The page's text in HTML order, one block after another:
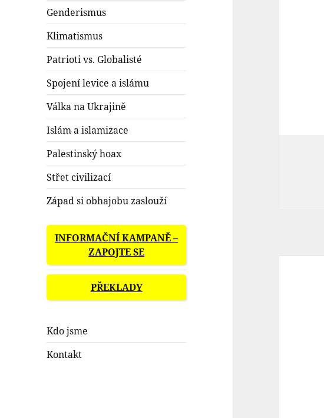
Genderismus
Klimatismus
Patrioti vs. Globalisté
Spojení levice a islámu
Válka na Ukrajině
Islám a islamizace
Palestinský hoax
Střet civilizací
Západ si obhajobu zaslouží
INFORMAČNÍ KAMPANĚ –
ZAPOJTE SE
PŘEKLADY
Kdo jsme
Kontakt